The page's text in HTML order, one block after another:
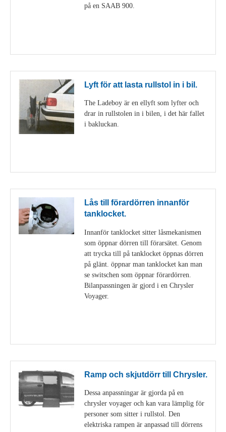
på en SAAB 900.
Lyft för att lasta rullstol in i bil.
The Ladeboy är en ellyft som lyfter och
drar in rullstolen in i bilen, i det här fallet
i bakluckan.
Lås till förardörren innanför
tanklocket.
Innanför tanklocket sitter låsmekanismen
som öppnar dörren till förarsätet. Genom
att trycka till på tanklocket öppnas dörren
på glänt. öppnar man tanklocket kan man
se switschen som öppnar förardörren.
Bilanpassningen är gjord i en Chrysler
Voyager.
Ramp och skjutdörr till Chrysler.
Dessa anpassningar är gjorda på en
chrysler voyager och kan vara lämplig för
personer som sitter i rullstol. Den
elektriska rampen är anpassad till dörrens